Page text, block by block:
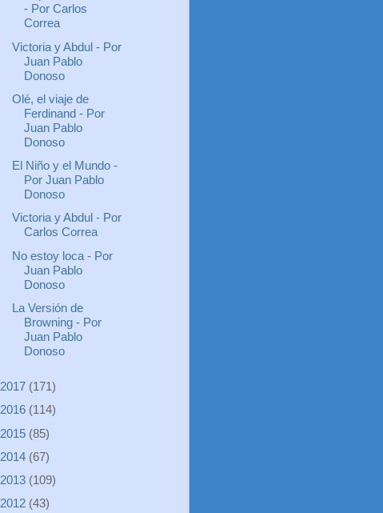
- Por Carlos
Correa
Victoria y Abdul - Por
Juan Pablo
Donoso
Olé, el viaje de
Ferdinand - Por
Juan Pablo
Donoso
El Niño y el Mundo -
Por Juan Pablo
Donoso
Victoria y Abdul - Por
Carlos Correa
No estoy loca - Por
Juan Pablo
Donoso
La Versión de
Browning - Por
Juan Pablo
Donoso
2017 (171)
2016 (114)
2015 (85)
2014 (67)
2013 (109)
2012 (43)